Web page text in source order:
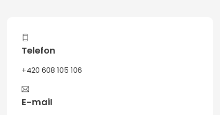
Telefon
+420 608 105 106
E-mail